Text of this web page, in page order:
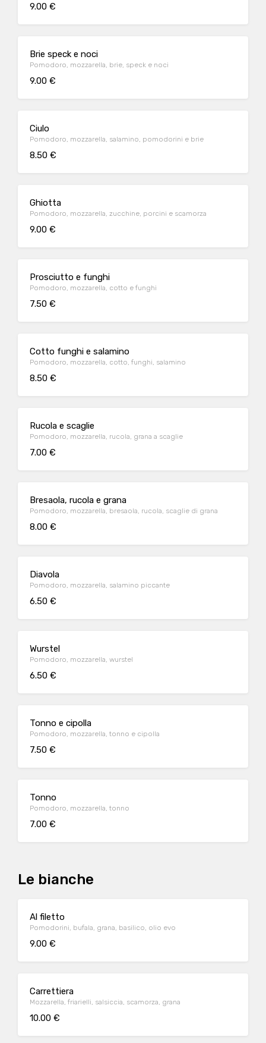
9.00 €
Brie speck e noci
Pomodoro, mozzarella, brie, speck e noci
9.00 €
Ciulo
Pomodoro, mozzarella, salamino, pomodorini e brie
8.50 €
Ghiotta
Pomodoro, mozzarella, zucchine, porcini e scamorza
9.00 €
Prosciutto e funghi
Pomodoro, mozzarella, cotto e funghi
7.50 €
Cotto funghi e salamino
Pomodoro, mozzarella, cotto, funghi, salamino
8.50 €
Rucola e scaglie
Pomodoro, mozzarella, rucola, grana a scaglie
7.00 €
Bresaola, rucola e grana
Pomodoro, mozzarella, bresaola, rucola, scaglie di grana
8.00 €
Diavola
Pomodoro, mozzarella, salamino piccante
6.50 €
Wurstel
Pomodoro, mozzarella, wurstel
6.50 €
Tonno e cipolla
Pomodoro, mozzarella, tonno e cipolla
7.50 €
Tonno
Pomodoro, mozzarella, tonno
7.00 €
Le bianche
Al filetto
Pomodorini, bufala, grana, basilico, olio evo
9.00 €
Carrettiera
Mozzarella, friarielli, salsiccia, scamorza, grana
10.00 €